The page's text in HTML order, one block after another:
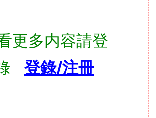
更多内容請登
登錄/注冊